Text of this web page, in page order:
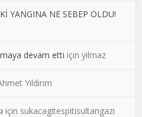
YANGINA NE SEBEP OLDU!
devam etti içinyilmaz
Yıldırım
için sukacagitespitisultangazi